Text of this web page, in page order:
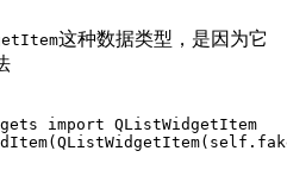
这种数据类型，是因为它
import QListWidgetItem